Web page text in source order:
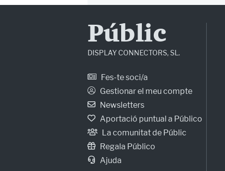
Públic
DISPLAY CONNECTORS, SL.
Fes-te soci/a
Gestionar el meu compte
Newsletters
Aportació puntual a Público
La comunitat de Públic
Regala Público
Ajuda